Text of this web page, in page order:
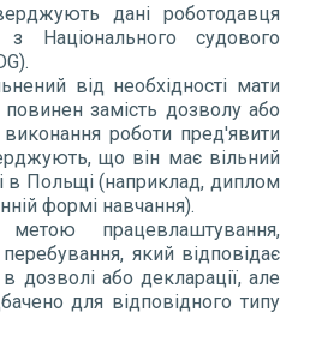
дані роботодавця
Національного судового
від необхідності мати
замість дозволу або
роботи пред'явити
що він має вільний
в Польщі (наприклад, диплом
формі навчання).
працевлаштування,
який відповідає
дозволі або декларації, але
для відповідного типу